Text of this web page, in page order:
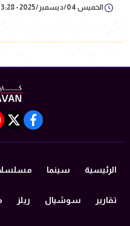
الخميس 04/ديسمبر/2025 - 03:28 م
الرئيسية سينما مسلسلات
تقارير سوشيال ريلز